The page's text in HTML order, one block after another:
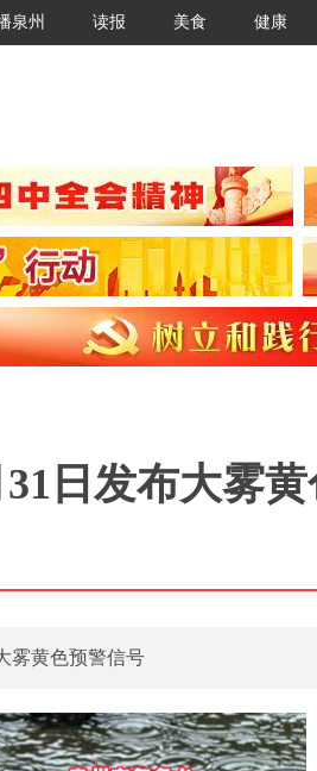
泉州 读报 美食 健康
日发布大雾
雾黄色预警信号